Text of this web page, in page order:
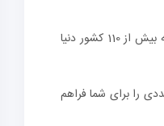
با داشتن پاسپورت ترکیه می توانید بدون نیاز به ویزا به بیش از 110 کشور دنیا
را برای شما فراهم